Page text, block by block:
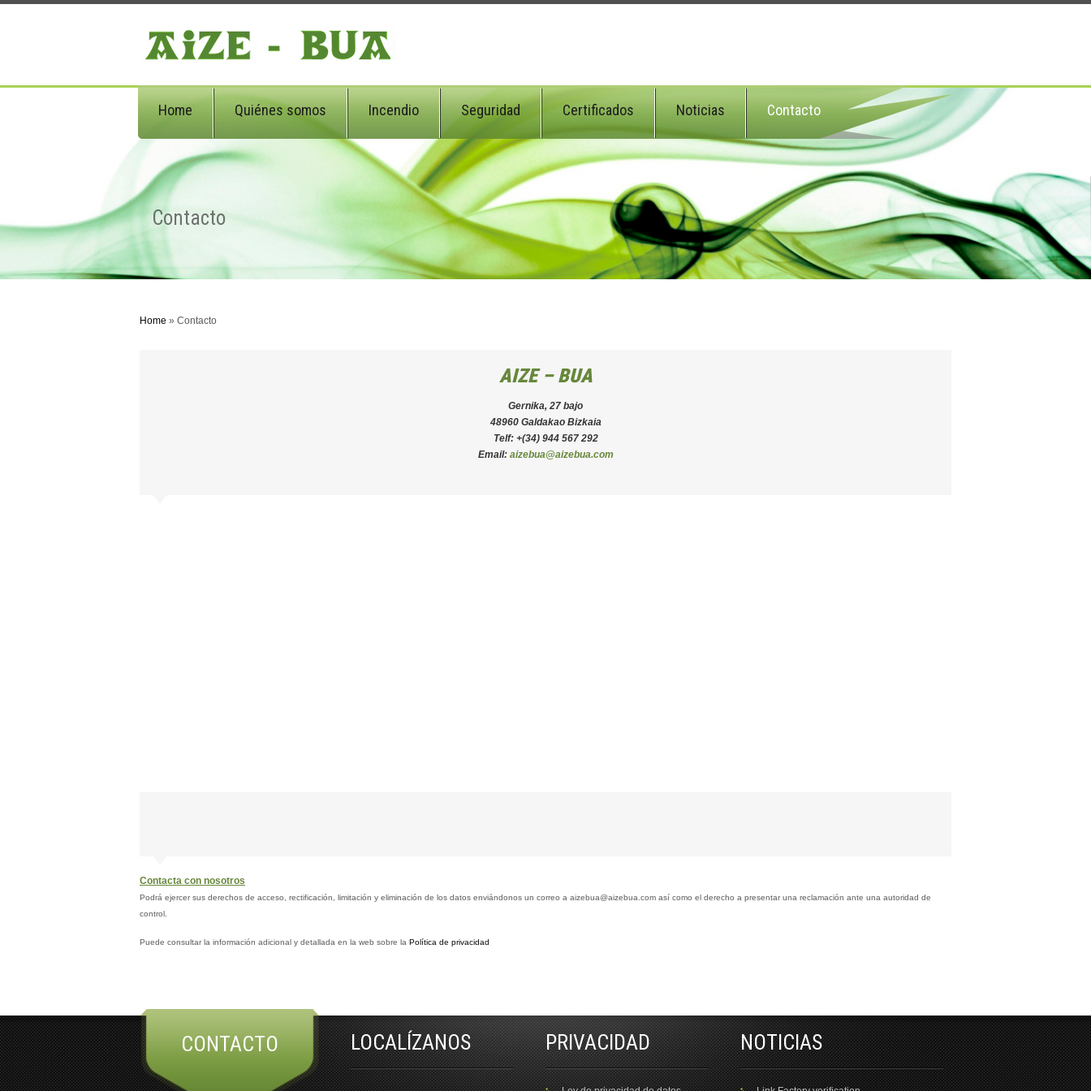
Home Quiénes somos Incendio Seguridad Certificados Noticias Contacto
Contacto
Home » Contacto
AIZE – BUA
Gernika, 27 bajo
48960 Galdakao Bizkaia
Telf: +(34) 944 567 292
Email: aizebua@aizebua.com
Contacta con nosotros
Podrá ejercer sus derechos de acceso, rectificación, limitación y eliminación de los datos enviándonos un correo a aizebua@aizebua.com así como el derecho a presentar una reclamación ante una autoridad de
control.
Puede consultar la información adicional y detallada en la web sobre la Política de privacidad
CONTACTO LOCALÍZANOS PRIVACIDAD NOTICIAS